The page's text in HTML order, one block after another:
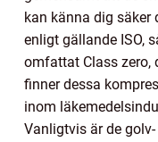
kan känna dig säker
enligt gällande ISO,
omfattat Class zero,
finner dessa
inom
Vanligtvis är de